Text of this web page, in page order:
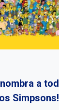
a
Simpsons!